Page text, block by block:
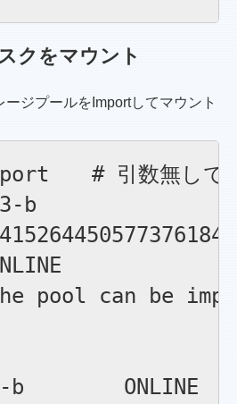
クをマウント
ジプールをImportしてマウント
　　# 引数無しで
b
pool can be
b        ONLINE